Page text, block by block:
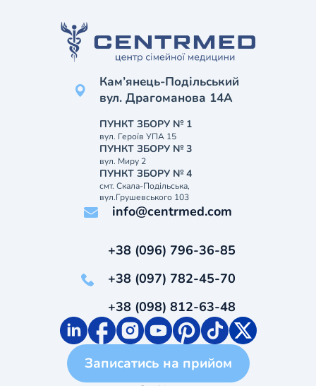
Кам’янець-Подільський
вул. Драгоманова 14А
ПУНКТ ЗБОРУ № 1
вул. Героїв УПА 15
ПУНКТ ЗБОРУ № 3
вул. Миру 2
ПУНКТ ЗБОРУ № 4
смт. Скала-Подільська,
вул.Грушевського 103
info@centrmed.com
+38 (096) 796-36-85
+38 (097) 782-45-70
+38 (098) 812-63-48
Записатись на прийом